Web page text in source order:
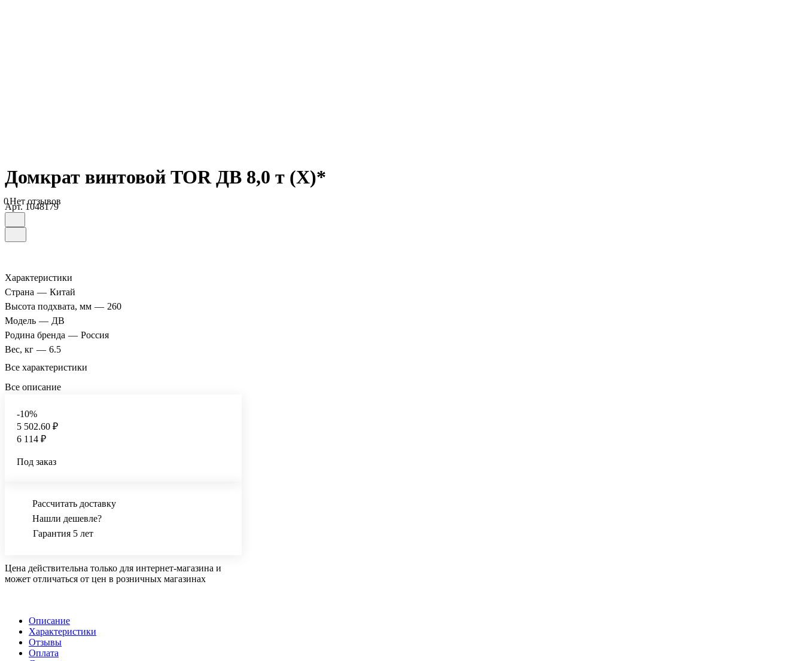
Домкрат винтовой TOR ДВ 8,0 т (X)*
0Нет отзывов
Арт.1048179
Характеристики
Страна — Китай
Высота подхвата, мм — 260
Модель — ДВ
Родина бренда — Россия
Вес, кг — 6.5
Все характеристики
Все описание
-10%
5 502.60 ₽
6 114 ₽
Под заказ
Рассчитать доставку
Нашли дешевле?
Гарантия 5 лет
Цена действительна только для интернет-магазина и
может отличаться от цен в розничных магазинах
Описание
Характеристики
Отзывы
Оплата